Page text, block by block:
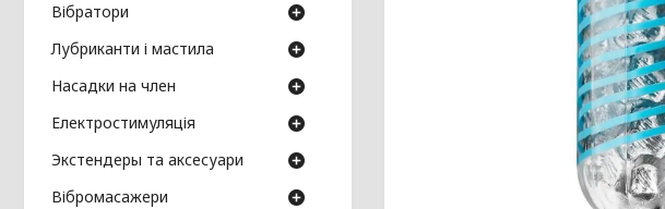
Вібратори
Лубриканти і мастила
Насадки на член
Електростимуляція
Экстендеры та аксесуари
Вібромасажери